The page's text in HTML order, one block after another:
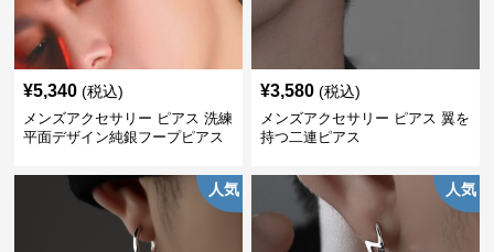
¥5,340 (税込)
メンズアクセサリー ピアス 洗練
平面デザイン純銀フープピアス
¥3,580 (税込)
メンズアクセサリー ピアス 翼を
持つ二連ピアス
人気 人気